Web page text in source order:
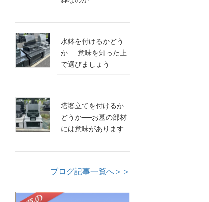
水鉢を付けるかどう
か──意味を知った上
で選びましょう
塔婆立てを付けるか
どうか──お墓の部材
には意味があります
ブログ記事一覧へ＞＞